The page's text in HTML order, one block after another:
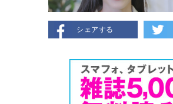
シェアする